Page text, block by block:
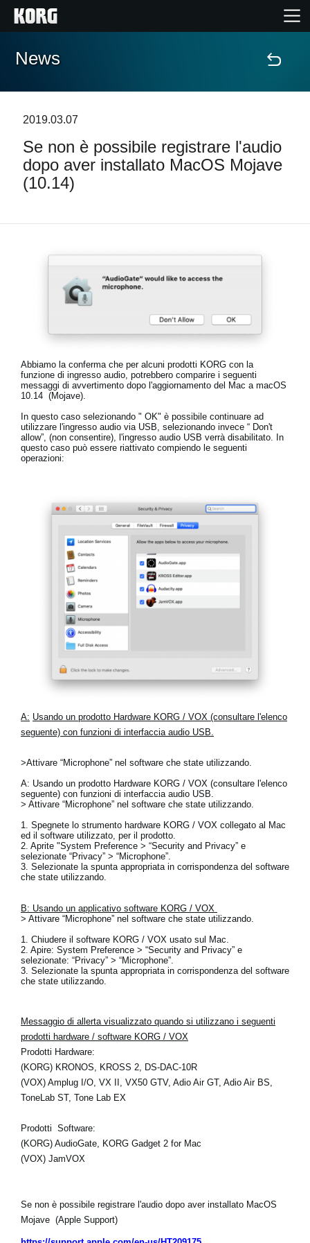
Home
Contenuti
Eventi
Supporto tecnico
Social Media
A proposito di Korg
News
2019.03.07
Se non è possibile registrare l'audio
dopo aver installato MacOS Mojave
(10.14)
Abbiamo la conferma che per alcuni prodotti KORG con la
funzione di ingresso audio, potrebbero comparire i seguenti
messaggi di avvertimento dopo l'aggiornamento del Mac a macOS
10.14 (Mojave).
In questo caso selezionando " OK" è possibile continuare ad
utilizzare l'ingresso audio via USB, selezionando invece “ Don't
allow”, (non consentire), l'ingresso audio USB verrà disabilitato. In
questo caso può essere riattivato compiendo le seguenti
operazioni:
A: Usando un prodotto Hardware KORG / VOX (consultare l'elenco
seguente) con funzioni di interfaccia audio USB.
>Attivare “Microphone” nel software che state utilizzando.
A: Usando un prodotto Hardware KORG / VOX (consultare l'elenco
seguente) con funzioni di interfaccia audio USB.
> Attivare “Microphone” nel software che state utilizzando.
1. Spegnete lo strumento hardware KORG / VOX collegato al Mac
ed il software utilizzato, per il prodotto.
2. Aprite "System Preference > “Security and Privacy” e
selezionate “Privacy” > “Microphone”.
3. Selezionate la spunta appropriata in corrispondenza del software
che state utilizzando.
B: Usando un applicativo software KORG / VOX
> Attivare “Microphone” nel software che state utilizzando.
1. Chiudere il software KORG / VOX usato sul Mac.
2. Apire: System Preference > “Security and Privacy” e
selezionate: “Privacy” > “Microphone”.
3. Selezionate la spunta appropriata in corrispondenza del software
che state utilizzando.
Messaggio di allerta visualizzato quando si utilizzano i seguenti
prodotti hardware / software KORG / VOX
Prodotti Hardware:
(KORG) KRONOS, KROSS 2, DS-DAC-10R
(VOX) Amplug I/O, VX II, VX50 GTV, Adio Air GT, Adio Air BS,
ToneLab ST, Tone Lab EX
Prodotti Software:
(KORG) AudioGate, KORG Gadget 2 for Mac
(VOX) JamVOX
Se non è possibile registrare l'audio dopo aver installato MacOS
Mojave (Apple Support)